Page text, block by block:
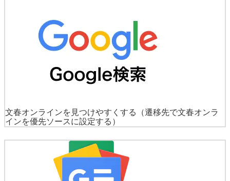
文春オンラインを見つけやすくする
（遷移先で文春オンラ
インを優先ソースに設定する）